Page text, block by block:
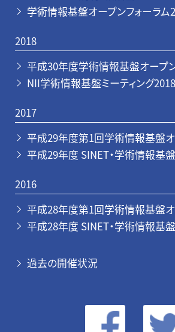
学術情報基盤オープンフォーラム
2018
平成30年度学術情報基盤オープ
NII学術情報基盤ミーティング2018
2017
平成29年度第1回学術情報基盤オ
平成29年度 SINET・学術情報基
2016
平成28年度第1回学術情報基盤オ
平成28年度 SINET・学術情報基
過去の開催状況